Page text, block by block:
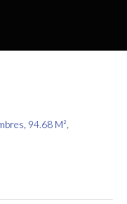
94.68 M²,